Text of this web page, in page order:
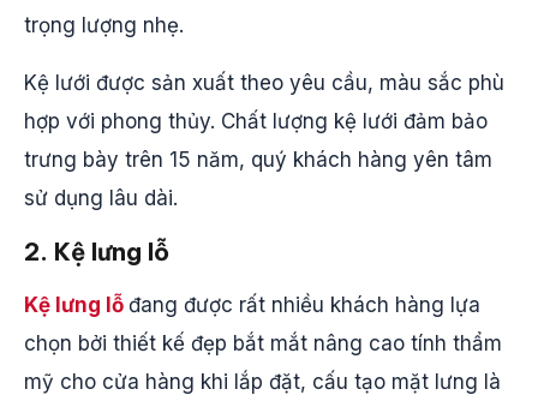
trọng lượng nhẹ.
Kệ lưới được sản xuất theo yêu cầu, màu sắc phù
hợp với phong thủy. Chất lượng kệ lưới đảm bảo
trưng bày trên 15 năm, quý khách hàng yên tâm
sử dụng lâu dài.
2. Kệ lưng lỗ
Kệ lưng lỗ đang được rất nhiều khách hàng lựa
chọn bởi thiết kế đẹp bắt mắt nâng cao tính thẩm
mỹ cho cửa hàng khi lắp đặt, cấu tạo mặt lưng là